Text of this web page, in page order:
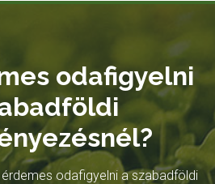
odafigyelni
odafigyelni a szabadföldi